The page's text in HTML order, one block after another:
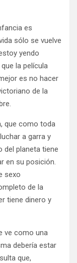
es
sólo se vuelve
yendo
la película
es no hacer
de la
que como toda
a garra y
del planeta tiene
en su posición.
sexo
de la
tiene dinero y
ve como una
debería estar
que,